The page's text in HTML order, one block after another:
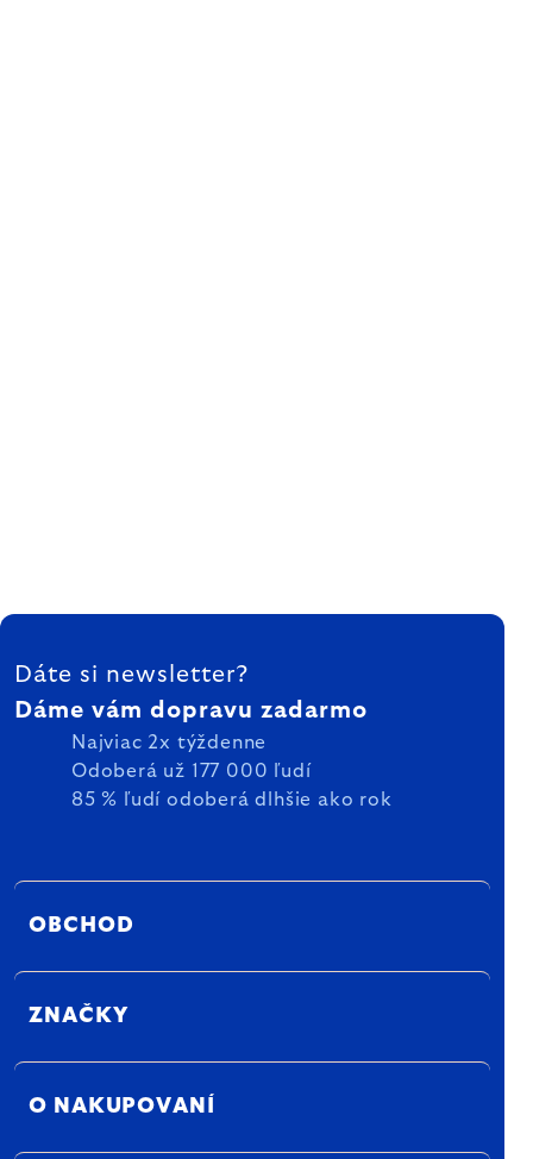
ZÁPÄTIE
Dáte si newsletter?
Dáme vám dopravu zadarmo
Najviac 2x týždenne
Odoberá už 177 000 ľudí
85 % ľudí odoberá dlhšie ako rok
OBCHOD
ZNAČKY
O NAKUPOVANÍ